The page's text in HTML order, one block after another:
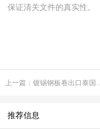
保证清关文件的真实性。
推荐信息